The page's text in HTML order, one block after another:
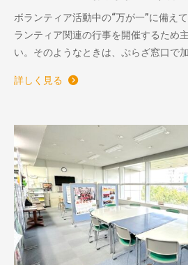
ボランティア活動中の“万が一”に備え
ランティア関連の行事を開催するため
い。そのようなときは、ぷらざ窓口で
詳しく見る